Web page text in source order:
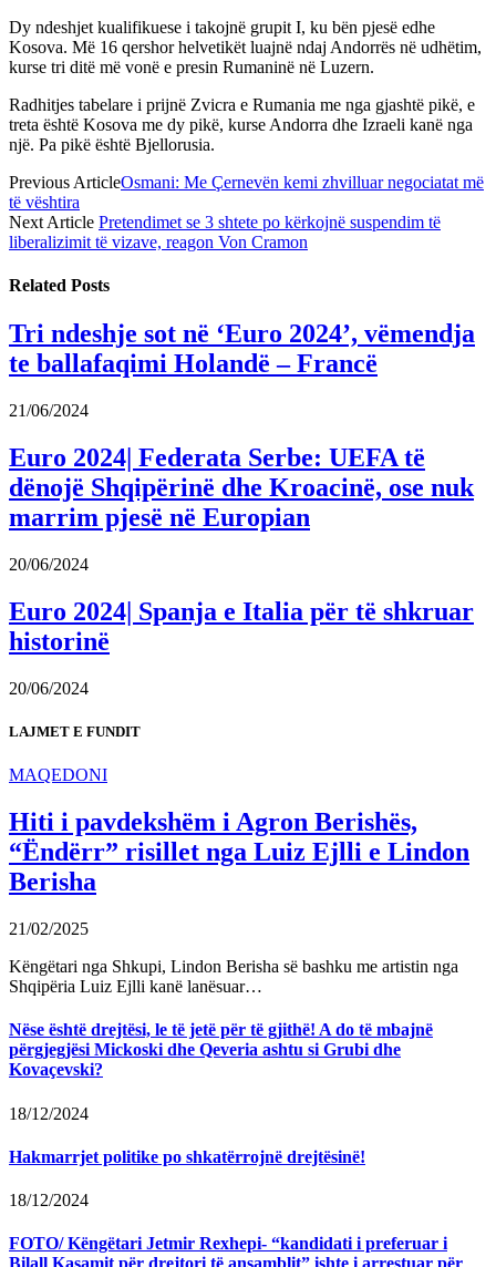
Dy ndeshjet kualifikuese i takojnë grupit I, ku bën pjesë edhe
Kosova. Më 16 qershor helvetikët luajnë ndaj Andorrës në udhëtim,
kurse tri ditë më vonë e presin Rumaninë në Luzern.
Radhitjes tabelare i prijnë Zvicra e Rumania me nga gjashtë pikë, e
treta është Kosova me dy pikë, kurse Andorra dhe Izraeli kanë nga
një. Pa pikë është Bjellorusia.
Previous ArticleOsmani: Me Çernevën kemi zhvilluar negociatat më
të vështira
Next Article Pretendimet se 3 shtete po kërkojnë suspendim të
liberalizimit të vizave, reagon Von Cramon
Related Posts
Tri ndeshje sot në ‘Euro 2024’, vëmendja
te ballafaqimi Holandë – Francë
21/06/2024
Euro 2024| Federata Serbe: UEFA të
dënojë Shqipërinë dhe Kroacinë, ose nuk
marrim pjesë në Europian
20/06/2024
Euro 2024| Spanja e Italia për të shkruar
historinë
20/06/2024
LAJMET E FUNDIT
MAQEDONI
Hiti i pavdekshëm i Agron Berishës,
“Ëndërr” risillet nga Luiz Ejlli e Lindon
Berisha
21/02/2025
Këngëtari nga Shkupi, Lindon Berisha së bashku me artistin nga
Shqipëria Luiz Ejlli kanë lanësuar…
Nëse është drejtësi, le të jetë për të gjithë! A do të mbajnë
përgjegjësi Mickoski dhe Qeveria ashtu si Grubi dhe
Kovaçevski?
18/12/2024
Hakmarrjet politike po shkatërrojnë drejtësinë!
18/12/2024
FOTO/ Këngëtari Jetmir Rexhepi- “kandidati i preferuar i